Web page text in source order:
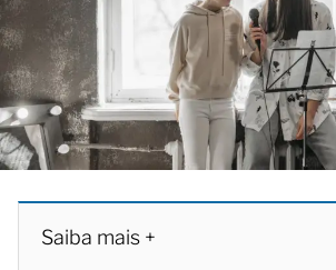
Saiba mais +